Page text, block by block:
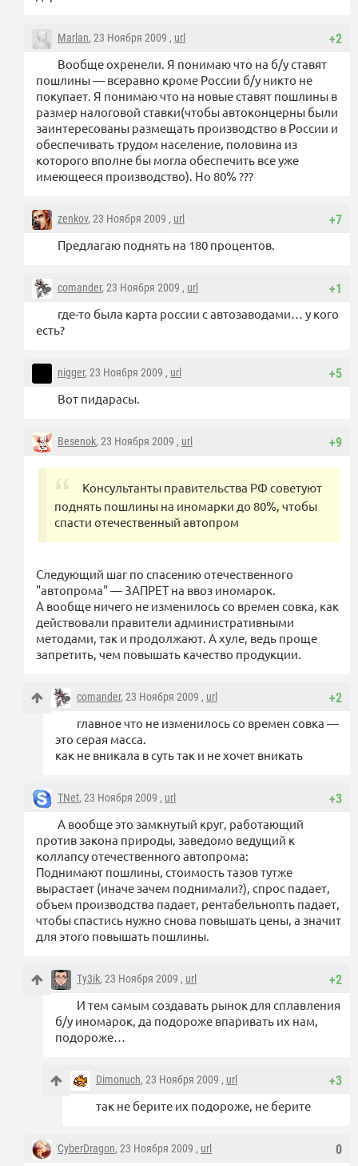
+2
Marlan, 23 Ноября 2009 , url
Вообще охренели. Я понимаю что на б/у ставят
пошлины — всеравно кроме России б/у никто не
покупает. Я понимаю что на новые ставят пошлины в
размер налоговой ставки(чтобы автоконцерны были
заинтересованы размещать производство в России и
обеспечивать трудом население, половина из
которого вполне бы могла обеспечить все уже
имеющееся производство). Но 80% ???
+7
zenkov, 23 Ноября 2009 , url
Предлагаю поднять на 180 процентов.
+1
comander, 23 Ноября 2009 , url
где-то была карта россии с автозаводами… у кого
есть?
+5
nigger, 23 Ноября 2009 , url
Вот пидарасы.
+9
Besenok, 23 Ноября 2009 , url
Консультанты правительства РФ советуют
поднять пошлины на иномарки до 80%, чтобы
спасти отечественный автопром
Следующий шаг по спасению отечественного
"автопрома" — ЗАПРЕТ на ввоз иномарок.
А вообще ничего не изменилось со времен совка, как
действовали правители административными
методами, так и продолжают. А хуле, ведь проще
запретить, чем повышать качество продукции.
+2
comander, 23 Ноября 2009 , url
главное что не изменилось со времен совка —
это серая масса.
как не вникала в суть так и не хочет вникать
+3
TNet, 23 Ноября 2009 , url
А вообще это замкнутый круг, работающий
против закона природы, заведомо ведущий к
коллапсу отечественного автопрома:
Поднимают пошлины, стоимость тазов тутже
вырастает (иначе зачем поднимали?), спрос падает,
объем производства падает, рентабельнопть падает,
чтобы спастись нужно снова повышать цены, а значит
для этого повышать пошлины.
+2
Ty3ik, 23 Ноября 2009 , url
И тем самым создавать рынок для сплавления
б/у иномарок, да подороже впаривать их нам,
подороже…
+3
Dimonuch, 23 Ноября 2009 , url
так не берите их подороже, не берите
0
CyberDragon, 23 Ноября 2009 , url